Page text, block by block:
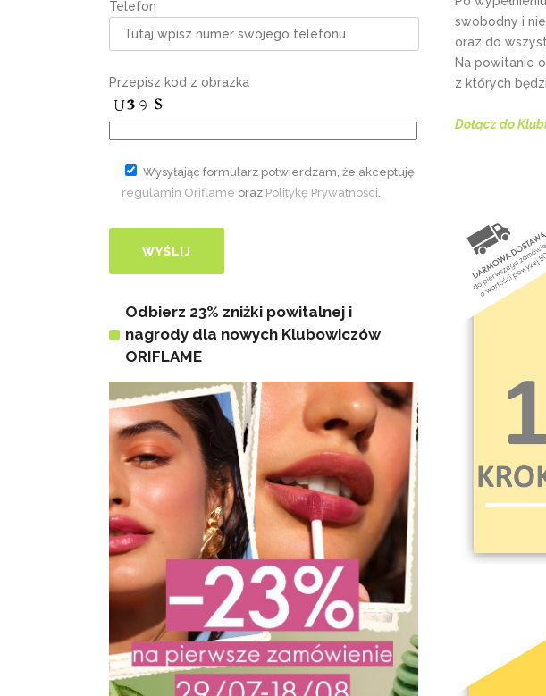
Telefon
Przepisz kod z obrazka
Wysyłając formularz potwierdzam, że akceptuję
regulamin Oriflame oraz Politykę Prywatności.
Odbierz 23% zniżki powitalnej i
nagrody dla nowych Klubowiczów
ORIFLAME
swobodny i
oraz do
Na powitanie
z których
Dołącz do